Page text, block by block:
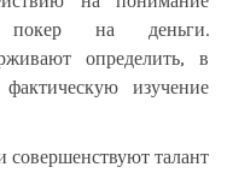
покер на деньги.
определить, в
изучение
талант